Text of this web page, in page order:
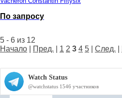
По запросу
5 - 6 из 12
Начало
Пред. 1 2 3 4 5 След.